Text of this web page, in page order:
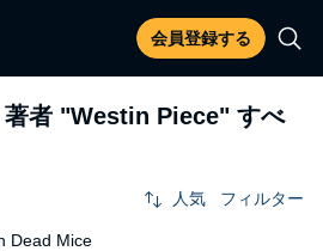
会員登録する
者 "Westin Piece" すべ
人気 フィルター
Dead Mice